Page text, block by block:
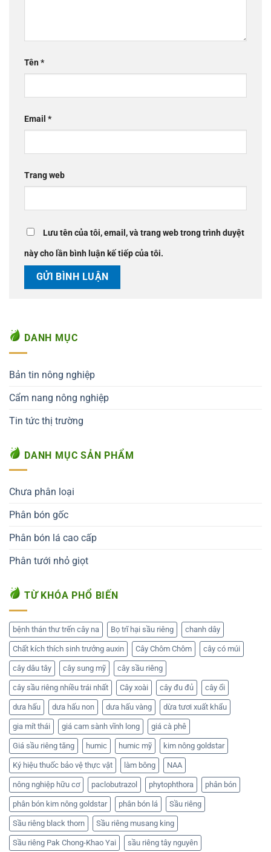
Tên*
Email *
Trang web
Lưu tên của tôi, email, và trang web trong trình duyệt
này cho lần bình luận kế tiếp của tôi.
DANH MỤC
Bản tin nông nghiệp
Cẩm nang nông nghiệp
Tin tức thị trường
DANH MỤC SẢN PHẨM
Chưa phân loại
Phân bón gốc
Phân bón lá cao cấp
Phân tưới nhỏ giọt
TỪ KHÓA PHỔ BIẾN
bệnh thán thư trến cây na Bọ trĩ hại sầu riêng chanh dây
Chất kích thích sinh trưởng auxin Cây Chôm Chôm cây có múi
cây dâu tây cây sung mỹ cây sầu riêng
cây sầu riêng nhiều trái nhất Cây xoài cây đu đủ cây ổi
dưa hấu dưa hấu non dưa hấu vàng dừa tươi xuất khẩu
gia mít thái giá cam sành vĩnh long giá cà phê
Giá sầu riêng tăng humic humic mỹ kim nông goldstar
Ký hiệu thuốc bảo vệ thực vật làm bông NAA
nông nghiệp hữu cơ paclobutrazol phytophthora phân bón
phân bón kim nông goldstar phân bón lá Sầu riêng
Sầu riêng black thorn Sầu riêng musang king
Sầu riêng Pak Chong-Khao Yai sầu riêng tây nguyên